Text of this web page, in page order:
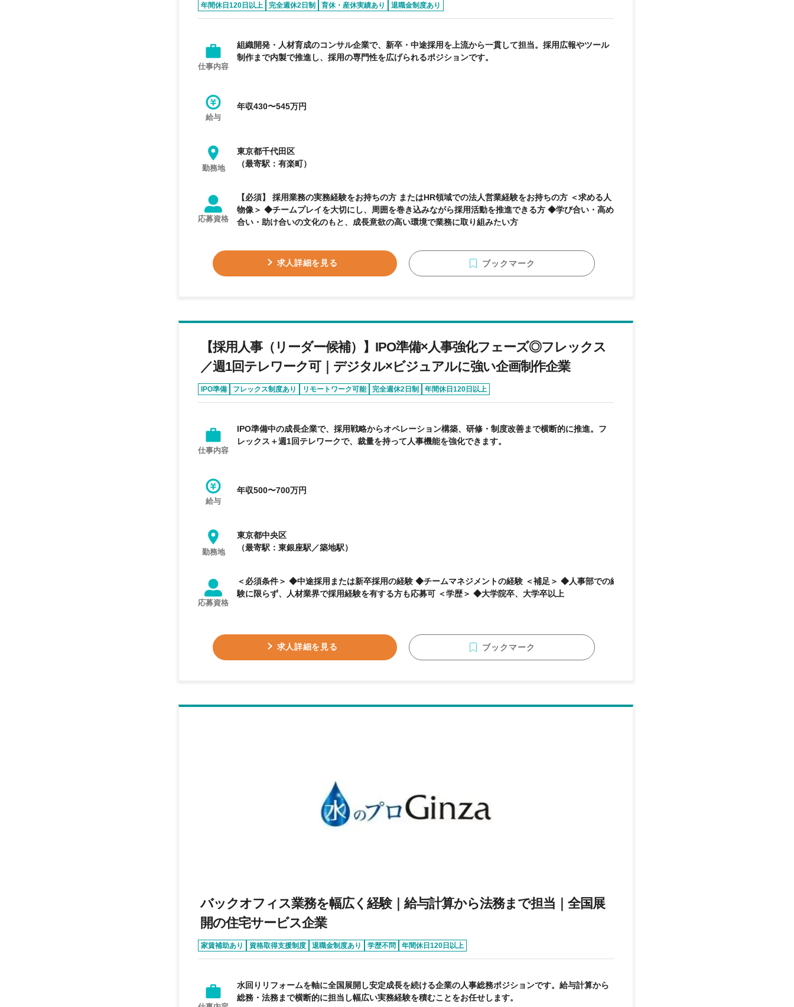
年間休日120日以上 完全週休2日制 育休・産休実績あり 退職金制度あり
仕事内容
組織開発・人材育成のコンサル企業で、新卒・中途採用を上流から一貫して担当。採用広報やツール
制作まで内製で推進し、採用の専門性を広げられるポジションです。
給与
年収430〜545万円
勤務地
東京都千代田区
（最寄駅：有楽町）
応募資格
【必須】 採用業務の実務経験をお持ちの方 またはHR領域での法人営業経験をお持ちの方 ＜求める人
物像＞ ◆チームプレイを大切にし、周囲を巻き込みながら採用活動を推進できる方 ◆学び合い・高め
合い・助け合いの文化のもと、成長意欲の高い環境で業務に取り組みたい方
求人詳細を見る ブックマーク
【採用人事（リーダー候補）】IPO準備×人事強化フェーズ◎フレックス
／週1回テレワーク可｜デジタル×ビジュアルに強い企画制作企業
IPO準備 フレックス制度あり リモートワーク可能 完全週休2日制 年間休日120日以上
仕事内容
IPO準備中の成長企業で、採用戦略からオペレーション構築、研修・制度改善まで横断的に推進。フ
レックス＋週1回テレワークで、裁量を持って人事機能を強化できます。
給与
年収500〜700万円
勤務地
東京都中央区
（最寄駅：東銀座駅／築地駅）
応募資格
＜必須条件＞ ◆中途採用または新卒採用の経験 ◆チームマネジメントの経験 ＜補足＞ ◆人事部での経
験に限らず、人材業界で採用経験を有する方も応募可 ＜学歴＞ ◆大学院卒、大学卒以上
求人詳細を見る ブックマーク
バックオフィス業務を幅広く経験｜給与計算から法務まで担当｜全国展
開の住宅サービス企業
家賃補助あり 資格取得支援制度 退職金制度あり 学歴不問 年間休日120日以上
水回りリフォームを軸に全国展開し安定成長を続ける企業の人事総務ポジションです。給与計算から
総務・法務まで横断的に担当し幅広い実務経験を積むことをお任せします。